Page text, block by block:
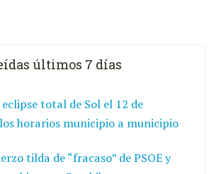
últimos 7 días
total de Sol el 12 de
horarios municipio a municipio
tilda de “fracaso” de PSOE y